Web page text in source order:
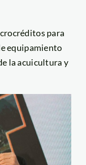
para
equipamiento
la acuicultura y